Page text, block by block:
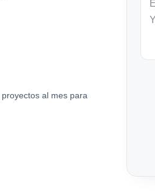
al mes para